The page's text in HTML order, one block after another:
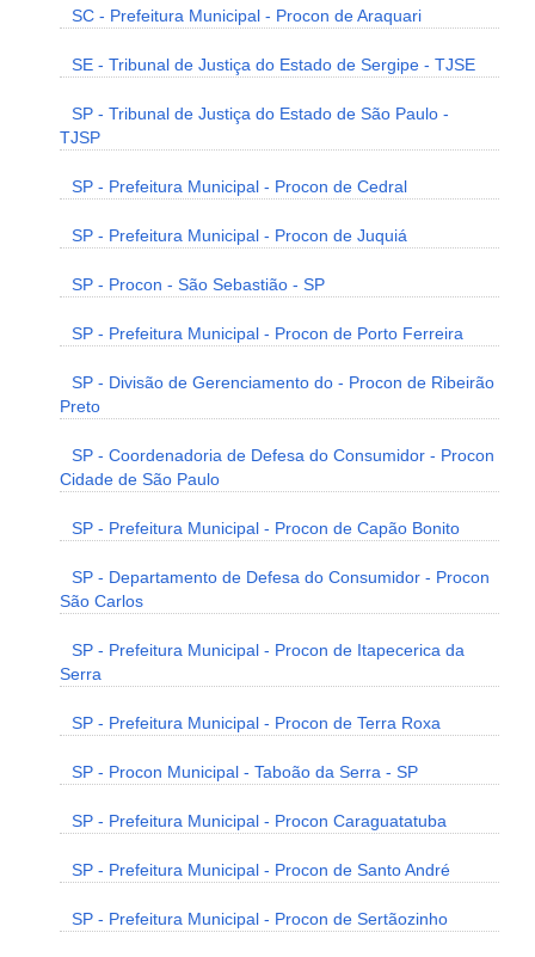
SC - Prefeitura Municipal - Procon de Araquari
SE - Tribunal de Justiça do Estado de Sergipe - TJSE
SP - Tribunal de Justiça do Estado de São Paulo -
TJSP
SP - Prefeitura Municipal - Procon de Cedral
SP - Prefeitura Municipal - Procon de Juquiá
SP - Procon - São Sebastião - SP
SP - Prefeitura Municipal - Procon de Porto Ferreira
SP - Divisão de Gerenciamento do - Procon de Ribeirão
Preto
SP - Coordenadoria de Defesa do Consumidor - Procon
Cidade de São Paulo
SP - Prefeitura Municipal - Procon de Capão Bonito
SP - Departamento de Defesa do Consumidor - Procon
São Carlos
SP - Prefeitura Municipal - Procon de Itapecerica da
Serra
SP - Prefeitura Municipal - Procon de Terra Roxa
SP - Procon Municipal - Taboão da Serra - SP
SP - Prefeitura Municipal - Procon Caraguatatuba
SP - Prefeitura Municipal - Procon de Santo André
SP - Prefeitura Municipal - Procon de Sertãozinho